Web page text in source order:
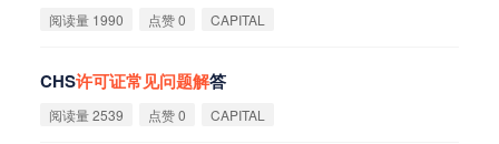
阅读量 1990 点赞 0 CAPITAL
CHS许可证常见问题解答
阅读量 2539 点赞 0 CAPITAL